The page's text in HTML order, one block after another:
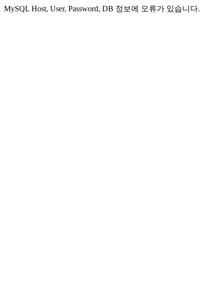
MySQL Host, User, Password, DB 정보에 오류가 있습니다.